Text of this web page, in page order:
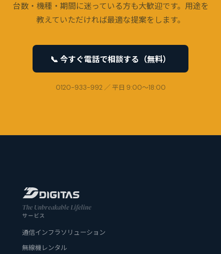
台数・機種・期間に迷っている方も大歓迎です。用途を
教えていただければ最適な提案をします。
📞 今すぐ電話で相談する（無料）
0120-933-992 ／ 平日 9:00〜18:00
The Unbreakable Lifeline
サービス
通信インフラソリューション
無線機レンタル